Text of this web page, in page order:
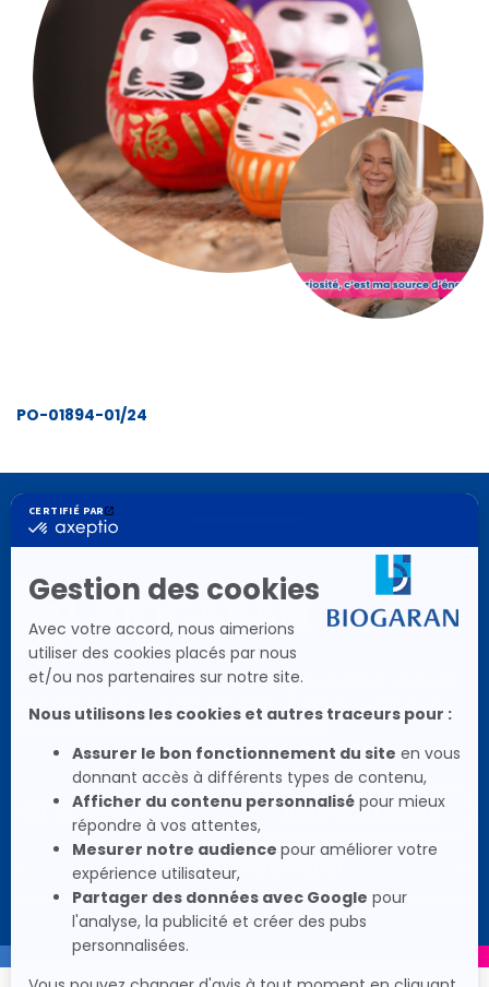
PO-01894-01/24
BIOGARAN
En laboratoire pionnier et innovant, Biogaran met tout en œuvre
pour proposer aux patients des médicaments de qualité avec le
SocialSocial
Icon
Social
Icon
Social
Icon
Social
Icon
NOUS CONTACTER
DÉCOUVRIR BIOGARAN